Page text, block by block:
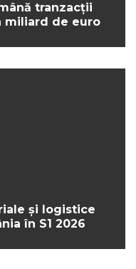
tranzacții
miliard de euro
și logistice
în S1 2026